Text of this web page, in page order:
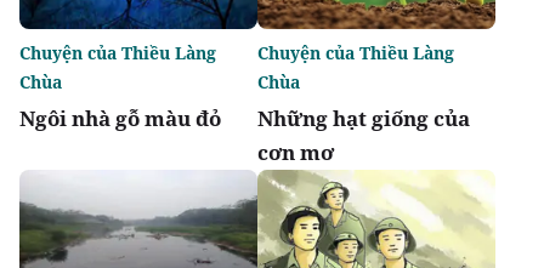
Ngôi nhà gỗ màu đỏ
Chuyện của Thiều Làng
Chùa
Những hạt giống của
cơn mơ
Chuyện của Thiều Làng
Chùa